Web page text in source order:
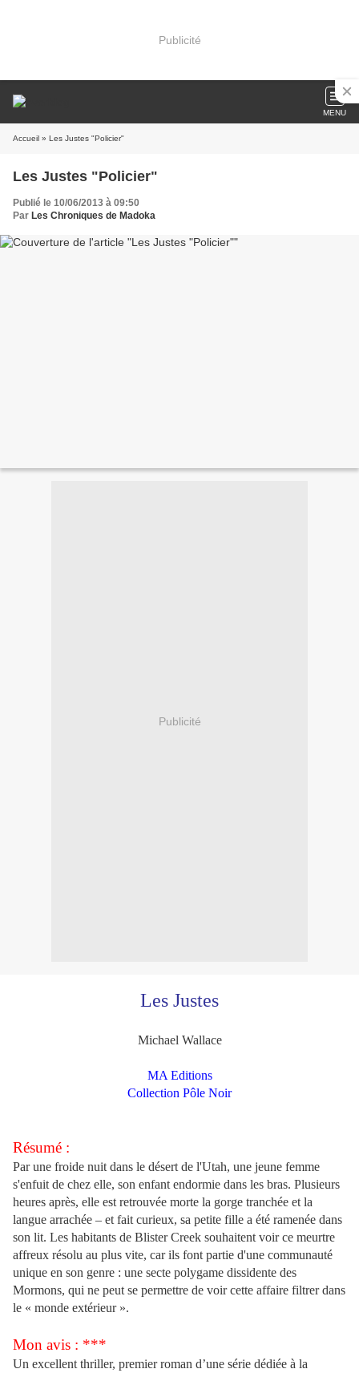
Publicité
MENU
Accueil » Les Justes "Policier"
Les Justes "Policier"
Publié le 10/06/2013 à 09:50
Par Les Chroniques de Madoka
Publicité
Les Justes
Michael Wallace
MA Editions
Collection Pôle Noir
Résumé :
Par une froide nuit dans le désert de l'Utah, une jeune femme
s'enfuit de chez elle, son enfant endormie dans les bras. Plusieurs
heures après, elle est retrouvée morte la gorge tranchée et la
langue arrachée – et fait curieux, sa petite fille a été ramenée dans
son lit. Les habitants de Blister Creek souhaitent voir ce meurtre
affreux résolu au plus vite, car ils font partie d'une communauté
unique en son genre : une secte polygame dissidente des
Mormons, qui ne peut se permettre de voir cette affaire filtrer dans
le « monde extérieur ».
Mon avis : ***
Un excellent thriller, premier roman d’une série dédiée à la